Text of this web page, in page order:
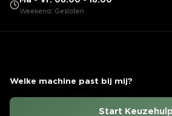
Weekend: Gesloten
Welke machine past bij mij?
Start Keuzehulp